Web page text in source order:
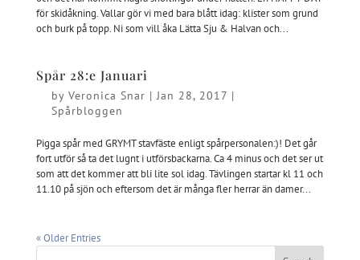
för skidåkning. Vallar gör vi med bara blått idag: klister som grund
och burk på topp. Ni som vill åka Lätta Sju & Halvan och...
Spår 28:e Januari
by Veronica Snar |Jan 28, 2017 |
Spårbloggen
Pigga spår med GRYMT stavfäste enligt spårpersonalen:)! Det går
fort utför så ta det lugnt i utförsbackarna. Ca 4 minus och det ser ut
som att det kommer att bli lite sol idag. Tävlingen startar kl 11 och
11.10 på sjön och eftersom det är många fler herrar än damer...
« Older Entries